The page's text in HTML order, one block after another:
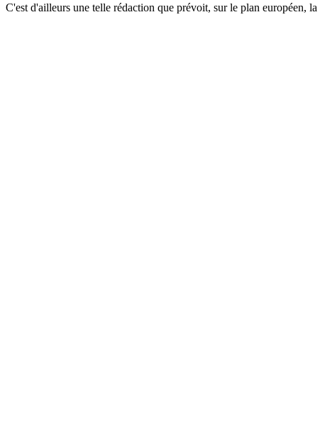
C'est d'ailleurs une telle rédaction que prévoit, sur le plan européen, la